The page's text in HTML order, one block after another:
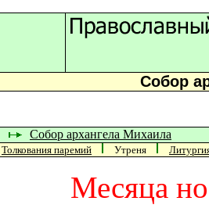
Собор
Собор архангела Михаила
Толкования паремий Утреня
Месяца